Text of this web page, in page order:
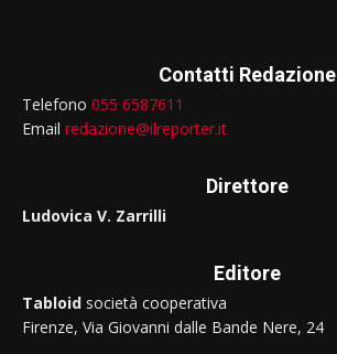
Contatti Redazione
Telefono 055 6587611
Email redazione@ilreporter.it
Direttore
Ludovica V. Zarrilli
Editore
Tabloid società cooperativa
Firenze, Via Giovanni dalle Bande Nere, 24